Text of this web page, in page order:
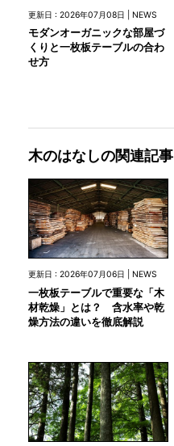
更新日 : 2026年07月08日 | NEWS
モダンオーガニックな部屋づ
くりと一枚板テーブルの合わ
せ方
木のはなしの関連記事
更新日 : 2026年07月06日 | NEWS
一枚板テーブルで重要な「木
材乾燥」とは？ 含水率や乾
燥方法の違いを徹底解説